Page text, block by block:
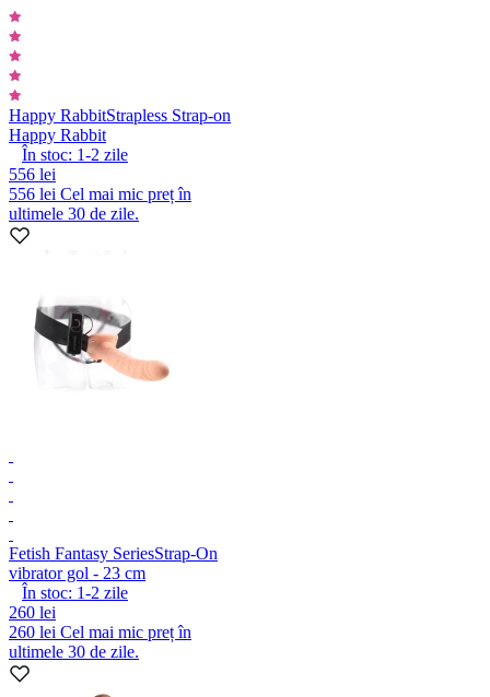
Happy RabbitStrapless Strap-on
Happy Rabbit
În stoc: 1-2 zile
556 lei
556 lei Cel mai mic preț în
ultimele 30 de zile.
Fetish Fantasy SeriesStrap-On
vibrator gol - 23 cm
În stoc: 1-2 zile
260 lei
260 lei Cel mai mic preț în
ultimele 30 de zile.